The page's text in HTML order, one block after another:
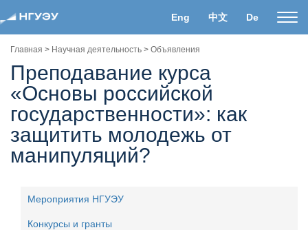
Eng 中文 De
Главная > Научная деятельность > Объявления
Преподавание курса
«Основы российской
государственности»: как
защитить молодежь от
манипуляций?
Мероприятия НГУЭУ
Конкурсы и гранты